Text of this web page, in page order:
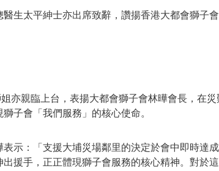
生太平紳士亦出席致辭，讚揚香港大都會獅子
亦親臨上台，表揚大都會獅子會林曄會長，在
子會「我們服務」的核心使命。
示：「支援大埔災場鄰里的決定於會中即時達
援手，正正體現獅子會服務的核心精神。對於